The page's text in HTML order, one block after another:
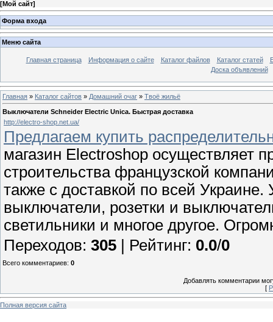
[Мой сайт]
Форма входа
Меню сайта
Главная страница Информация о сайте Каталог файлов Каталог статей
Доска объявлений
Главная » Каталог сайтов » Домашний очаг » Твоё жильё
Выключатели Schneider Electric Unica. Быстрая доставка
http://electro-shop.net.ua/
Предлагаем купить
магазин Electroshop осуществляет
строительства французской
также с доставкой по всей
выключатели, розетки и
светильники и многое другое.
Переходов: 305 | Рейтинг: 0.0/0
Всего комментариев: 0
Добавлять комментарии
[
Полная версия сайта